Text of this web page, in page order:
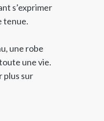
s’exprimer
tenue.
une robe
une vie.
plus sur